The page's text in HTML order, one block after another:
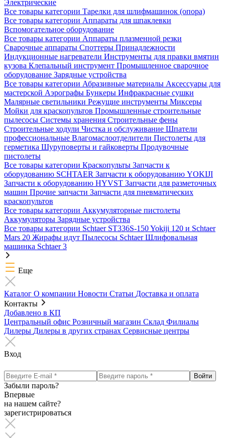
Электрические
Все товары категории Тарелки для шлифмашинок (опора)
Все товары категории Аппараты для шпаклевки
Вспомогательное оборудование
Все товары категории Аппараты плазменной резки
Сварочные аппараты Споттеры Принадлежности
Индукционные нагреватели Инструменты для правки вмятин
кузова Клепальный инструмент Промышленное сварочное
оборудование Зарядные устройства
Все товары категории Абразивные материалы Аксессуары для
мастерской Аэрографы Бункеры Инфракрасные сушки
Малярные светильники Режущие инструменты Миксеры
Мойки для краскопультов Промышленные строительные
пылесосы Системы хранения Строительные фены
Строительные ходули Чистка и обслуживание Шпатели
профессиональные Влагомаслоотделители Пистолеты для
герметика Шуруповерты и гайковерты Продувочные
пистолеты
Все товары категории Краскопульты Запчасти к
оборудованию SCHTAER Запчасти к оборудованию YOKIJI
Запчасти к оборудованию HYVST Запчасти для разметочных
машин Прочие запчасти Запчасти для пневматических
краскопультов
Все товары категории Аккумуляторные пистолеты
Аккумуляторы Зарядные устройства
Все товары категории Schtaer ST336S-150Yokiji 120 и Schtaer
Mars 20 Жирафы идут Пылесосы SchtaerШлифовальная
машинка Schtaer 3
Еще
Каталог О компании Новости Статьи Доставка и оплата
Контакты
Добавлено в КП
Центральный офис Розничный магазин Склад Филиалы
Дилеры Дилеры в других странах Сервисные центры
Вход
Забыли пароль?
Впервые
на нашем сайте?
зарегистрироваться